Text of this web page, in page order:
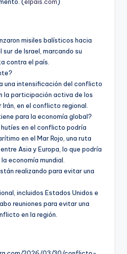
(elpais.com )
misiles balísticos hacia
de Israel, marcando su
contra el país.
una intensificación del conflicto
la participación activa de los
en el conflicto regional.
para la economía global?
en el conflicto podría
en el Mar Rojo, una ruta
Asia y Europa, lo que podría
economía mundial.
realizando para evitar una
incluidos Estados Unidos e
reuniones para evitar una
en la región.